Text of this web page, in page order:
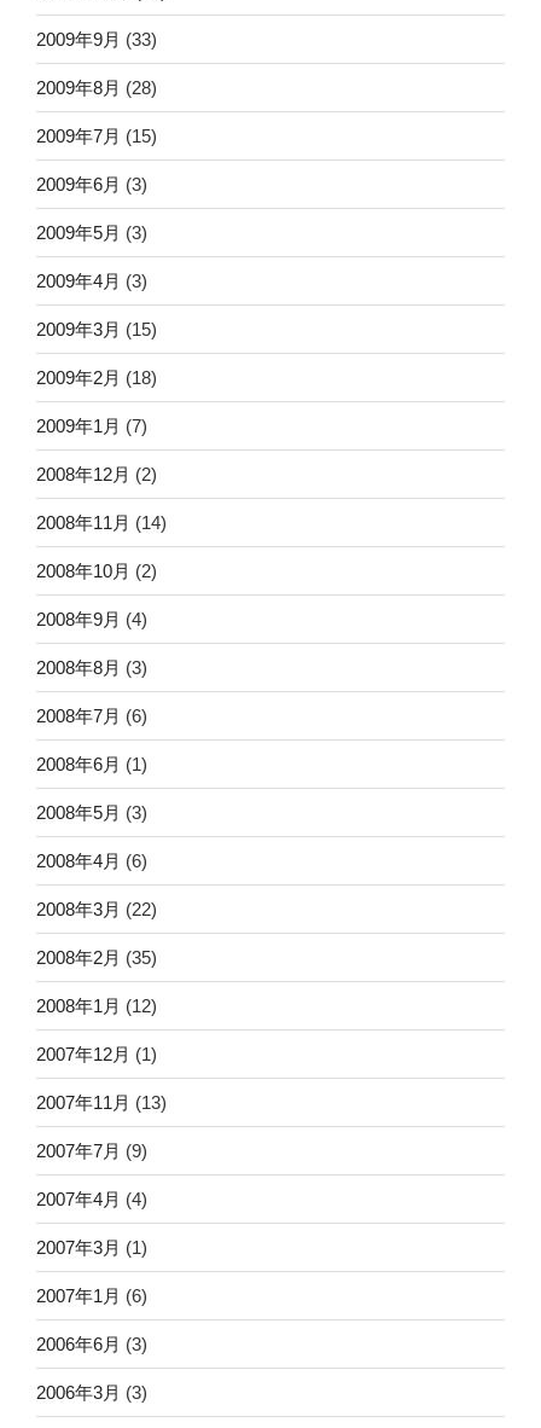
2009年9月 (33)
2009年8月 (28)
2009年7月 (15)
2009年6月 (3)
2009年5月 (3)
2009年4月 (3)
2009年3月 (15)
2009年2月 (18)
2009年1月 (7)
2008年12月 (2)
2008年11月 (14)
2008年10月 (2)
2008年9月 (4)
2008年8月 (3)
2008年7月 (6)
2008年6月 (1)
2008年5月 (3)
2008年4月 (6)
2008年3月 (22)
2008年2月 (35)
2008年1月 (12)
2007年12月 (1)
2007年11月 (13)
2007年7月 (9)
2007年4月 (4)
2007年3月 (1)
2007年1月 (6)
2006年6月 (3)
2006年3月 (3)